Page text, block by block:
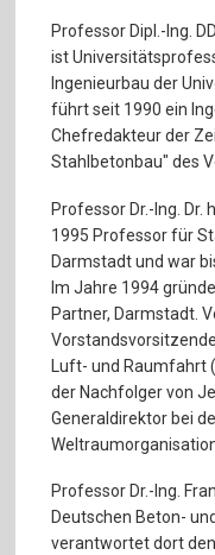
Professor Dipl.-Ing.
ist
Ingenieurbau der
führt seit 1990 ein
Chefredakteur der
Stahlbetonbau" des
Professor Dr.-Ing. Dr.
1995 Professor für
Darmstadt und war
Im Jahre 1994
Partner, Darmstadt.
Luft- und Raumfahrt
der Nachfolger von
Generaldirektor bei
Weltraumorganisation
Professor Dr.-Ing.
Deutschen Beton-
verantwortet dort